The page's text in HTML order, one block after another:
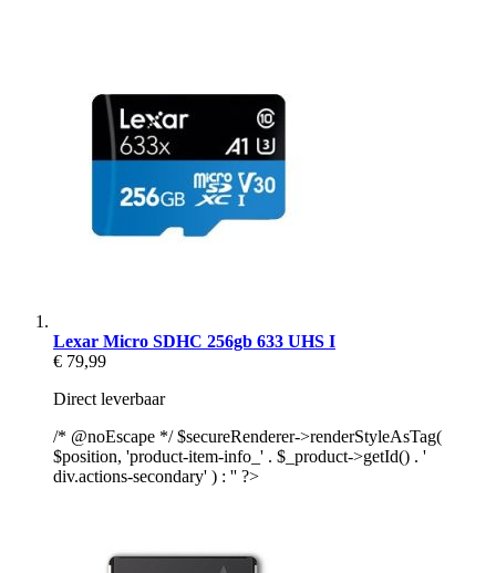
Lexar Micro SDHC 256gb 633 UHS I
€ 79,99
Direct leverbaar
/* @noEscape */ $secureRenderer->renderStyleAsTag(
$position, 'product-item-info_' . $_product->getId() . '
div.actions-secondary' ) : '' ?>